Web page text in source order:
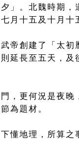
」。北魏時期
月十五及十月十
帝創建了「太
延長至五天，
，更何況是夜
為題材。
懂地理，所算